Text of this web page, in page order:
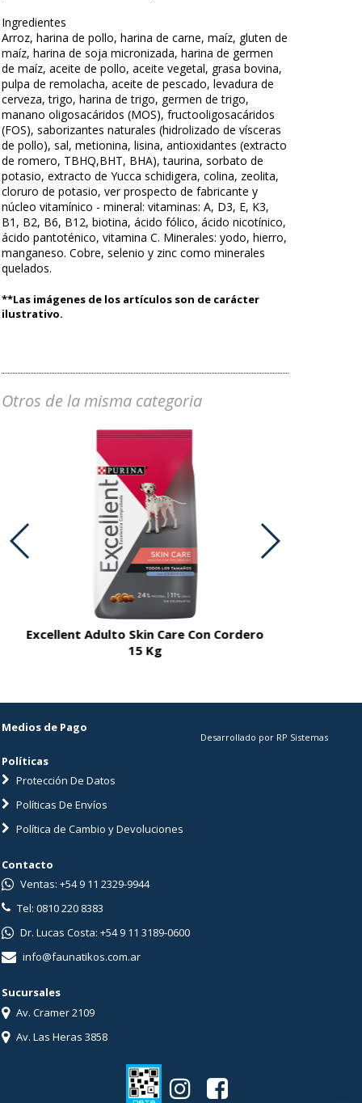
Ingredientes
Arroz, harina de pollo, harina de carne, maíz, gluten de
maíz, harina de soja micronizada, harina de germen
de maíz, aceite de pollo, aceite vegetal, grasa bovina,
pulpa de remolacha, aceite de pescado, levadura de
cerveza, trigo, harina de trigo, germen de trigo,
manano oligosacáridos (MOS), fructooligosacáridos
(FOS), saborizantes naturales (hidrolizado de vísceras
de pollo), sal, metionina, lisina, antioxidantes (extracto
de romero, TBHQ,BHT, BHA), taurina, sorbato de
potasio, extracto de Yucca schidigera, colina, zeolita,
cloruro de potasio, ver prospecto de fabricante y
núcleo vitamínico - mineral: vitaminas: A, D3, E, K3,
B1, B2, B6, B12, biotina, ácido fólico, ácido nicotínico,
ácido pantoténico, vitamina C. Minerales: yodo, hierro,
manganeso. Cobre, selenio y zinc como minerales
quelados.
**Las imágenes de los artículos son de carácter
ilustrativo.
Otros de la misma categoria
Excellent Adulto Skin Care Con Cordero
15 Kg
Medios de Pago
Políticas
Protección De Datos
Políticas De Envíos
Política de Cambio y Devoluciones
Desarrollado por RP Sistemas
Contacto
Ventas: +54 9 11 2329-9944
Tel: 0810 220 8383
Dr. Lucas Costa: +54 9 11 3189-0600
info@faunatikos.com.ar
Sucursales
Av. Cramer 2109
Av. Las Heras 3858